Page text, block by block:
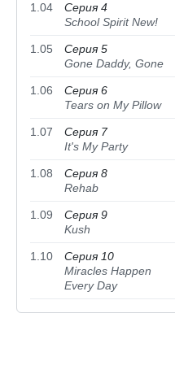
1.04
Серия 4
School Spirit New!
1.05
Серия 5
Gone Daddy, Gone
1.06
Серия 6
Tears on My Pillow
1.07
Серия 7
It's My Party
1.08
Серия 8
Rehab
1.09
Серия 9
Kush
1.10
Серия 10
Miracles Happen
Every Day